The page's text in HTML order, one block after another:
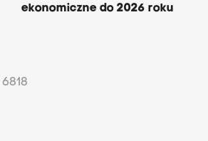
ekonomiczne do 2026 roku
6818